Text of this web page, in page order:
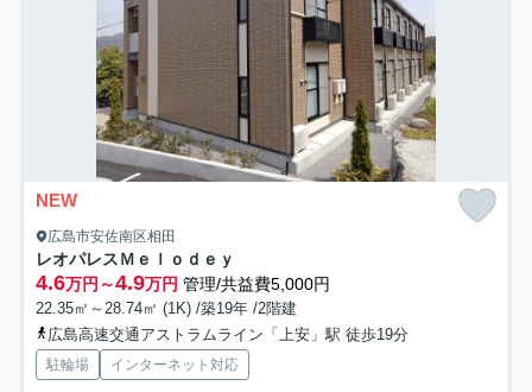
NEW
広島市安佐南区相田
レオパレスＭｅｌｏｄｅｙ
4.6万円～4.9万円 管理/共益費5,000円
22.35㎡～28.74㎡ (1K) /築19年 /2階建
広島高速交通アストラムライン「上安」駅 徒歩19分
駐輪場 インターネット対応